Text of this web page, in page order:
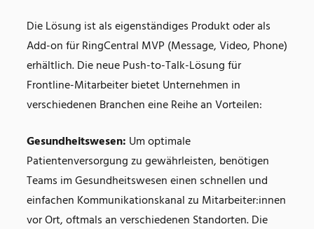
Die Lösung ist als eigenständiges Produkt oder als
Add-on für RingCentral MVP (Message, Video, Phone)
erhältlich. Die neue Push-to-Talk-Lösung für
Frontline-Mitarbeiter bietet Unternehmen in
verschiedenen Branchen eine Reihe an Vorteilen:
Gesundheitswesen: Um optimale
Patientenversorgung zu gewährleisten, benötigen
Teams im Gesundheitswesen einen schnellen und
einfachen Kommunikationskanal zu Mitarbeiter:innen
vor Ort, oftmals an verschiedenen Standorten. Die